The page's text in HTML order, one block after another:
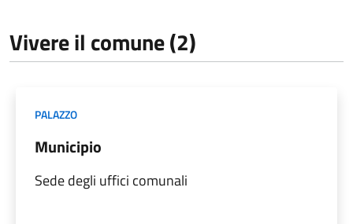
Vivere il comune (2)
PALAZZO
Municipio
Sede degli uffici comunali